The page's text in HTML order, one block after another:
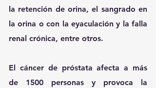
la retención de orina, el sangrado en
la orina o con la eyaculación y la falla
renal crónica, entre otros.
El cáncer de próstata afecta a más
de 1500 personas y provoca la